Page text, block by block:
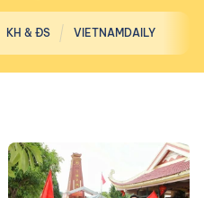
KH & ĐS VIETNAMDAILY